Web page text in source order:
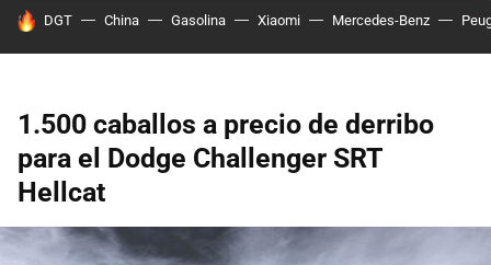
HOY SE HABLA DE
DGT China Gasolina Xiaomi Mercedes-Benz
1.500 caballos a precio de derribo
para el Dodge Challenger SRT
Hellcat